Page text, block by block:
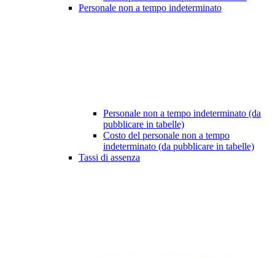
Personale non a tempo indeterminato
Personale non a tempo indeterminato (da
pubblicare in tabelle)
Costo del personale non a tempo
indeterminato (da pubblicare in tabelle)
Tassi di assenza